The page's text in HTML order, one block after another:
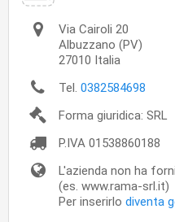
Via Cairoli 20
Albuzzano (PV)
27010 Italia
Tel. 0382584698
Forma giuridica: SRL
P.IVA 01538860188
L'azienda non ha
(es. www.rama-srl.it)
Per inserirlo diventa